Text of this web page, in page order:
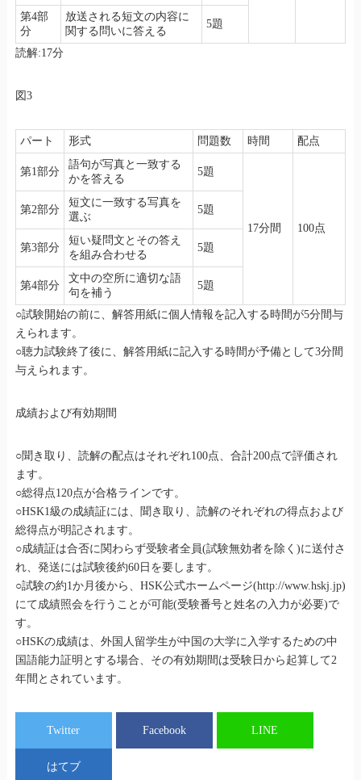
第4部
分
放送される短文の内容に
関する問いに答える
5題
読解:17分
図3
パート 形式 問題数 時間 配点
第1部分
語句が写真と一致する
かを答える
5題
17分間 100点
第2部分
短文に一致する写真を
選ぶ
5題
第3部分
短い疑問文とその答え
を組み合わせる
5題
第4部分
文中の空所に適切な語
句を補う
5題
○試験開始の前に、解答用紙に個人情報を記入する時間が5分間与
えられます。
○聴力試験終了後に、解答用紙に記入する時間が予備として3分間
与えられます。
成績および有効期間
○聞き取り、読解の配点はそれぞれ100点、合計200点で評価され
ます。
○総得点120点が合格ラインです。
○HSK1級の成績証には、聞き取り、読解のそれぞれの得点および
総得点が明記されます。
○成績証は合否に関わらず受験者全員(試験無効者を除く)に送付さ
れ、発送には試験後約60日を要します。
○試験の約1か月後から、HSK公式ホームページ(http://www.hskj.jp)
にて成績照会を行うことが可能(受験番号と姓名の入力が必要)で
す。
○HSKの成績は、外国人留学生が中国の大学に入学するための中
国語能力証明とする場合、その有効期間は受験日から起算して2
年間とされています。
Twitter Facebook LINE
はてブ